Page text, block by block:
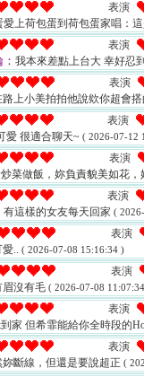
表演
愛上荷包蛋到荷包蛋家唱：
表演
我本來差點上台大 幸好忍
表演
上小美拍拍他說欸你超會
表演
愛 很適合聊天~ ( 2026-07-12
表演
菜做飯，妳負責貌美如花
表演
有這樣的女友每天回家 (
表演
.. ( 2026-07-08 15:16:34 )
表演
眉沒有毛 ( 2026-07-08
表演
家 但希霏能給你全時段的
表演
妳斷線，但還是要說超正 (